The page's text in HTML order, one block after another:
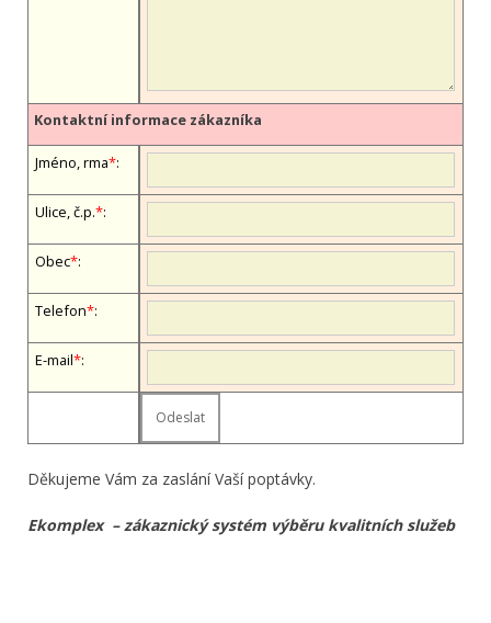
Kontaktní informace zákazníka
Jméno, firma*:
Ulice, č.p.*:
Obec*:
Telefon*:
E-mail*:
Děkujeme Vám za zaslání Vaší poptávky.
Ekomplex – zákaznický systém výběru kvalitních služeb